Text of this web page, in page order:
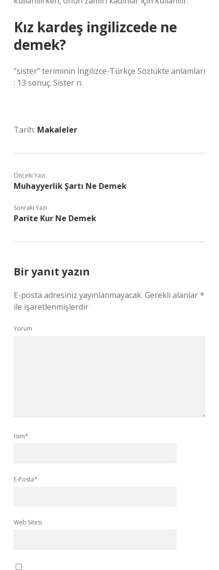
Kız kardeş ingilizcede ne
demek?
“sister” teriminin İngilizce-Türkçe Sözlükte anlamları
: 13 sonuç. Sister n.
Tarih: Makaleler
Önceki Yazı
Muhayyerlik Şartı Ne Demek
Sonraki Yazı
Parite Kur Ne Demek
Bir yanıt yazın
E-posta adresiniz yayınlanmayacak. Gerekli alanlar*
ile işaretlenmişlerdir
Yorum
İsim*
E-Posta*
Web Sitesi